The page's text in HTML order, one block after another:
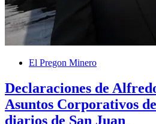
El Pregon Minero
Declaraciones de
Asuntos Corporativos
diarios de San Juan